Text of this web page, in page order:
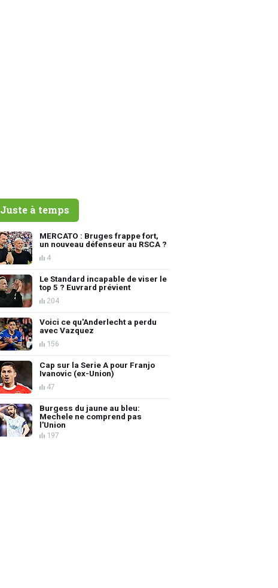
Juste à temps
MERCATO : Bruges frappe fort,
un nouveau défenseur au RSCA ?
4
Le Standard incapable de viser le
top 5 ? Euvrard prévient
204
Voici ce qu'Anderlecht a perdu
avec Vazquez
156
Cap sur la Serie A pour Franjo
Ivanovic (ex-Union)
47
Burgess du jaune au bleu:
Mechele ne comprend pas
l'Union
197